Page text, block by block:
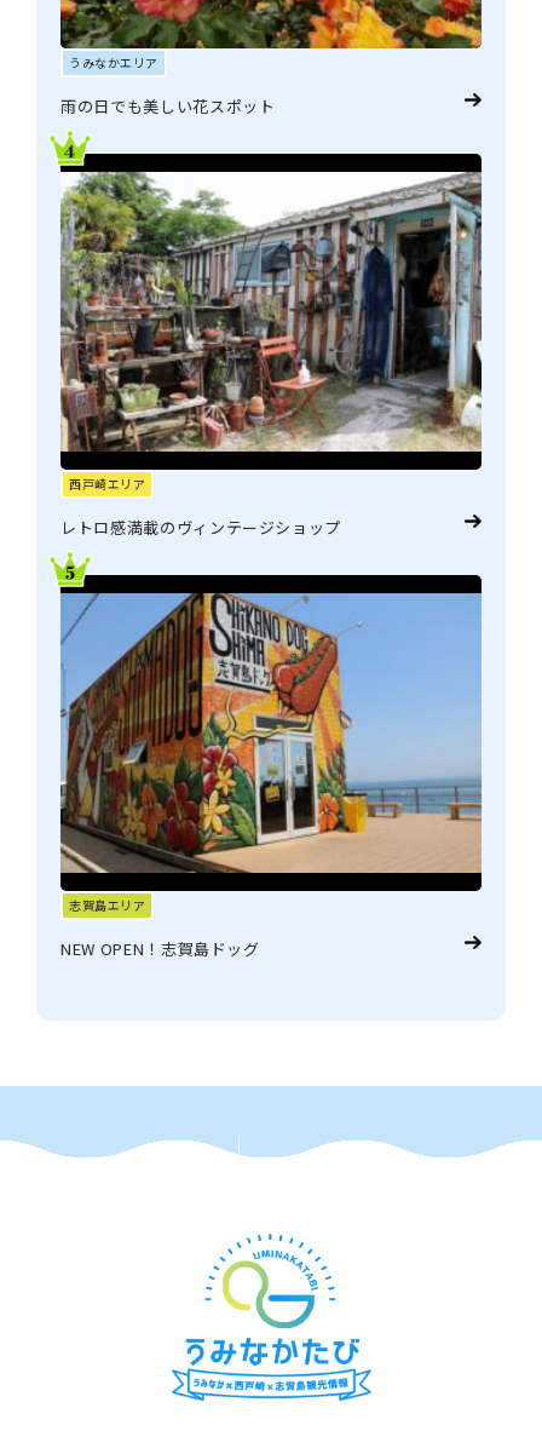
うみなかエリア
雨の日でも美しい花スポット
西戸崎エリア
レトロ感満載のヴィンテージショップ
志賀島エリア
NEW OPEN！志賀島ドッグ